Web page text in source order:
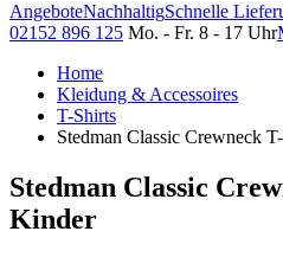
AngeboteNachhaltigSchnelle
02152 896 125 Mo. - Fr. 8 - 17 Uhr
Home
Kleidung & Accessoires
T-Shirts
Stedman Classic Crewneck
Stedman Classic
Kinder